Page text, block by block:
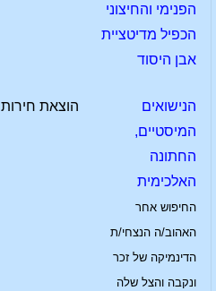
הפנימי והחיצוני
הכפיל מדיטציית
אבן היסוד
הנישואים
המיסטיים,
החתונה
האלכימית
החיפוש אחר
האהוב/ה הנצחי/ת
הדינמיקה של זכר
ונקבה והצל שלה
הוצאת חירות